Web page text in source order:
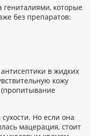
гениталиями, которые
без препаратов:
в жидких
кожу
Но если она
мацерация, стоит